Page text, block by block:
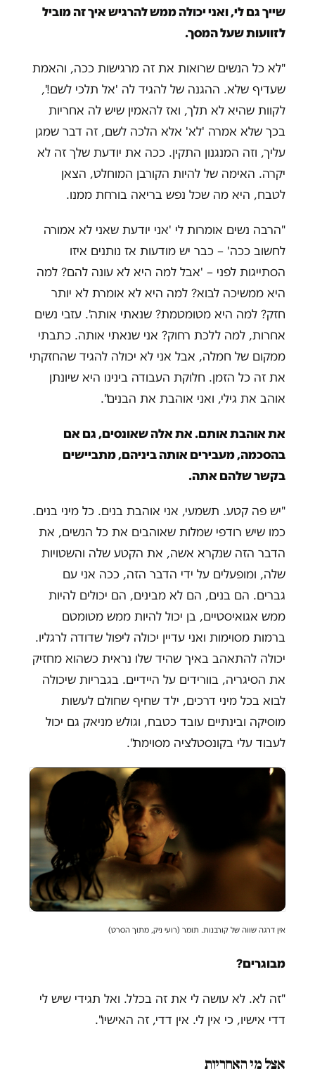
שייך גם לי, ואני יכולה ממש להרגיש איך זה מוביל
לזוועות שעל המסך.
"לא כל הנשים שרואות את זה מרגישות ככה, והאמת
שעדיף שלא. ההגנה של להגיד לה 'אל תלכי לשם!',
לקוות שהיא לא תלך, ואז להאמין שיש לה אחריות
בכך שלא אמרה 'לא' אלא הלכה לשם, זה דבר שמגן
עליך, וזה המנגנון התקין. ככה את יודעת שלך זה לא
יקרה. האימה של להיות הקורבן המוחלט, הצאן
לטבח, היא מה שכל נפש בריאה בורחת ממנו.
"הרבה נשים אומרות לי 'אני יודעת שאני לא אמורה
לחשוב ככה' – כבר יש מודעות אז נותנים איזו
הסתייגות לפני – 'אבל למה היא לא עונה להם? למה
היא ממשיכה לבוא? למה היא לא אומרת לא יותר
חזק? למה היא מטומטמת? שנאתי אותה'. עזבי נשים
אחרות, למה ללכת רחוק? אני שנאתי אותה. כתבתי
ממקום של חמלה, אבל אני לא יכולה להגיד שהחזקתי
את זה כל הזמן. חלוקת העבודה בינינו היא שיונתן
אוהב את גילי, ואני אוהבת את הבנים".
את אוהבת אותם. את אלה שאונסים, גם אם
בהסכמה, מעבירים אותה ביניהם, מתביישים
בקשר שלהם אתה.
"יש פה קטע. תשמעי, אני אוהבת בנים. כל מיני בנים.
כמו שיש רודפי שמלות שאוהבים את כל הנשים, את
הדבר הזה שנקרא אשה, את הקטע שלה והשטויות
שלה, ומופעלים על ידי הדבר הזה, ככה אני עם
גברים. הם בנים, הם לא מבינים, הם יכולים להיות
ממש אגואיסטיים, בן יכול להיות ממש מטומטם
ברמות מסוימות ואני עדיין יכולה ליפול שדודה לרגליו.
יכולה להתאהב באיך שהיד שלו נראית כשהוא מחזיק
את הסיגריה, בוורידים על היידיים. בגבריות שיכולה
לבוא בכל מיני דרכים, ילד שחיף שחולם לעשות
מוסיקה ובינתיים עובד כטבח, וגולש מניאק גם יכול
לעבוד עלי בקונסטלציה מסוימת".
אין דרגה שווה של קורבנות. תומר (רועי ניק, מתוך הסרט)
מבוגרים?
"זה לא. לא עושה לי את זה בכלל. ואל תגידי שיש לי
דדי אישיו, כי אין לי. אין דדי, זה האישיו".
אצל מי האחריות